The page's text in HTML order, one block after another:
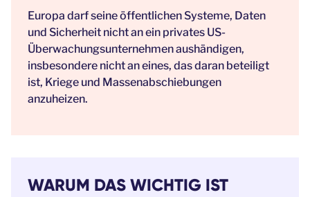
Europa darf seine öffentlichen Systeme, Daten
und Sicherheit nicht an ein privates US-
Überwachungsunternehmen aushändigen,
insbesondere nicht an eines, das daran beteiligt
ist, Kriege und Massenabschiebungen
anzuheizen.
WARUM DAS WICHTIG IST